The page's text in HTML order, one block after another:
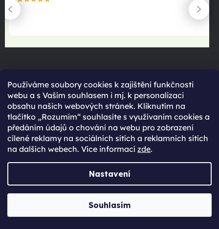
Používáme soubory cookies k zajištění funkčnosti
webu a s Vaším souhlasem i mj. k personalizaci
obsahu našich webových stránek. Kliknutím na
tlačítko „Rozumím“ souhlasíte s využívaním cookies a
předáním údajů o chování na webu pro zobrazení
cílené reklamy na sociálních sítích a reklamních sítích
na dalších webech. Více informací zde.
Nastavení
Souhlasím
maximální spokojenost
22.06.2025
maximální spokojenost
22.06.2025